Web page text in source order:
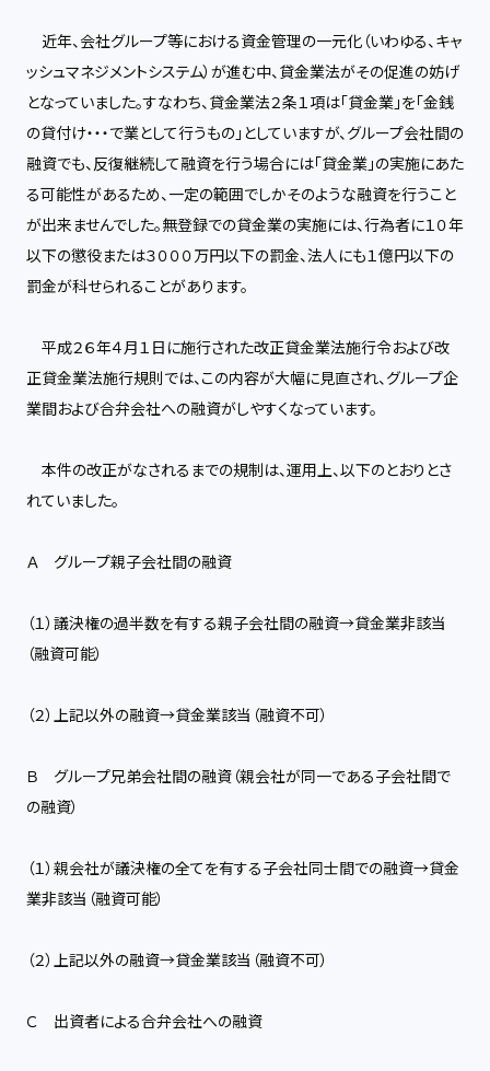
近年、会社グループ等における資金管理の一元化（いわゆる、キャ
ッシュマネジメントシステム）が進む中、貸金業法がその促進の妨げ
となっていました。すなわち、貸金業法２条１項は「貸金業」を「金銭
の貸付け・・・で業として行うもの」としていますが、グループ会社間の
融資でも、反復継続して融資を行う場合には「貸金業」の実施にあた
る可能性があるため、一定の範囲でしかそのような融資を行うこと
が出来ませんでした。無登録での貸金業の実施には、行為者に１０年
以下の懲役または３０００万円以下の罰金、法人にも１億円以下の
罰金が科せられることがあります。
平成２６年４月１日に施行された改正貸金業法施行令および改
正貸金業法施行規則では、この内容が大幅に見直され、グループ企
業間および合弁会社への融資がしやすくなっています。
本件の改正がなされるまでの規制は、運用上、以下のとおりとさ
れていました。
Ａ グループ親子会社間の融資
（１）議決権の過半数を有する親子会社間の融資→貸金業非該当
（融資可能）
（２）上記以外の融資→貸金業該当（融資不可）
Ｂ グループ兄弟会社間の融資（親会社が同一である子会社間で
の融資）
（１）親会社が議決権の全てを有する子会社同士間での融資→貸金
業非該当（融資可能）
（２）上記以外の融資→貸金業該当（融資不可）
Ｃ 出資者による合弁会社への融資